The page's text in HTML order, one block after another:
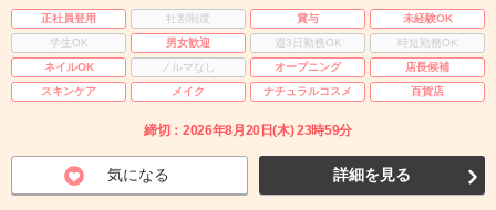
正社員登用 社割制度 賞与
未経験OK
学生OK
男女歓迎 週3日勤務OK
時短勤務OK
ネイルOK
ノルマなし オープニング
店長候補
スキンケア
メイク ナチュラルコスメ 百貨店
締切：2026年8月20日(木) 23時59分
気になる 詳細を見る